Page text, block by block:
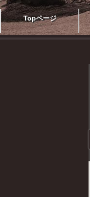
Topページ